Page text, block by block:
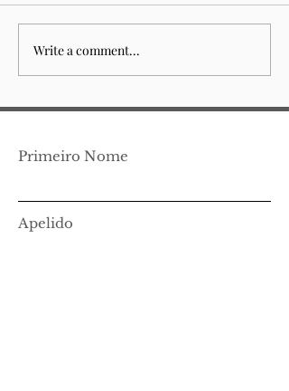
Edição Virtual
Fernando Pessoa
Write a comment...
Primeiro Nome
Apelido